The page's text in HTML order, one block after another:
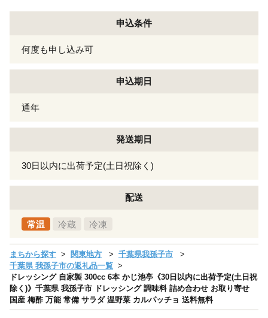
申込条件
何度も申し込み可
申込期日
通年
発送期日
30日以内に出荷予定(土日祝除く)
配送
常温 冷蔵 冷凍
まちから探す 関東地方
千葉県我孫子市
千葉県 我孫子市の返礼品一覧
ドレッシング 自家製 300cc 6本 かじ池亭《30日以内に出荷予定(土日祝
除く)》千葉県 我孫子市 ドレッシング 調味料 詰め合わせ お取り寄せ
国産 梅酢 万能 常備 サラダ 温野菜 カルパッチョ 送料無料